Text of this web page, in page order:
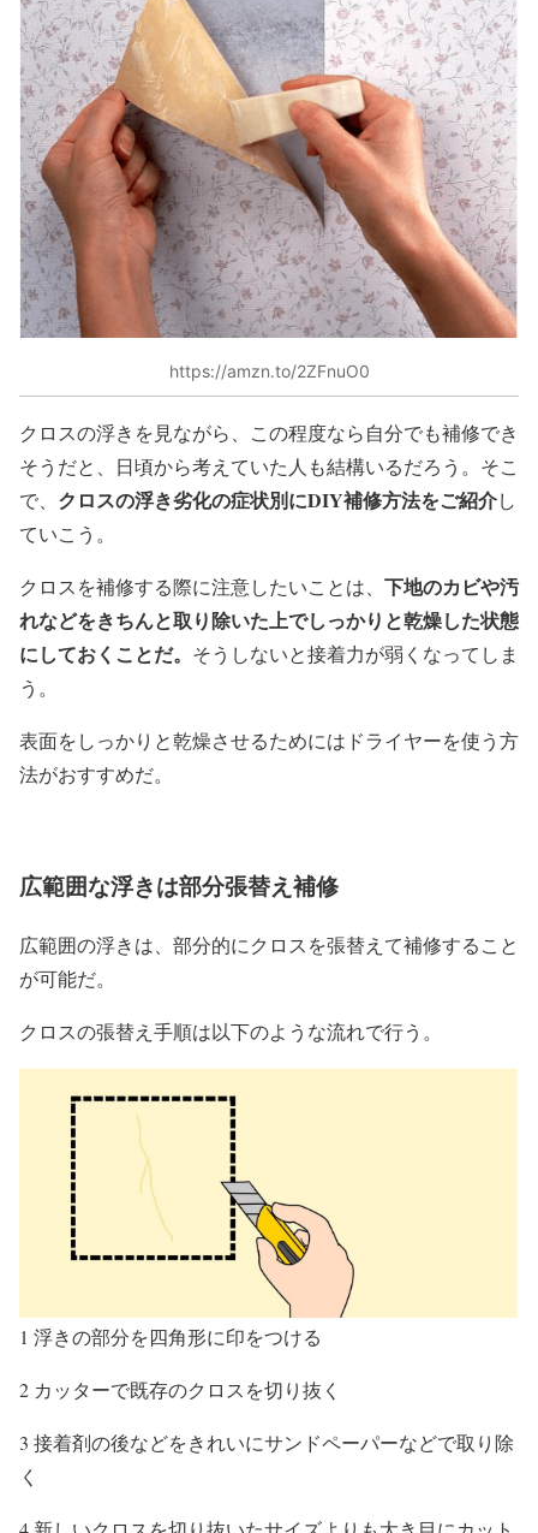
https://amzn.to/2ZFnuO0
クロスの浮きを見ながら、この程度なら自分でも補修でき
そうだと、日頃から考えていた人も結構いるだろう。そこ
で、 クロスの浮き劣化の症状別にDIY補修方法をご紹介し
ていこう。
クロスを補修する際に注意したいことは、 下地のカビや汚
れなどをきちんと取り除いた上でしっかりと乾燥した状態
にしておくことだ。 そうしないと接着力が弱くなってしま
う。
表面をしっかりと乾燥させるためにはドライヤーを使う方
法がおすすめだ。
広範囲な浮きは部分張替え補修
広範囲の浮きは、部分的にクロスを張替えて補修すること
が可能だ。
クロスの張替え手順は以下のような流れで行う。
1 浮きの部分を四角形に印をつける
2 カッターで既存のクロスを切り抜く
3 接着剤の後などをきれいにサンドペーパーなどで取り除
く